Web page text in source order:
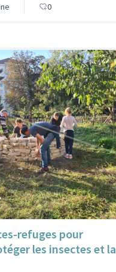
0
refuges pour
les insectes et la